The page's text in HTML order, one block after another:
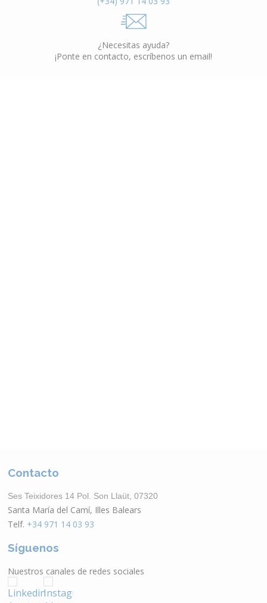
¿Necesitas ayuda?
¡Ponte en contacto, escríbenos un email!
Contacto
Ses Teixidores 14 Pol. Son Llaüt, 07320
Santa María del Camí, Illes Balears
Telf. +34 971 14 03 93
Síguenos
Nuestros canales de redes sociales